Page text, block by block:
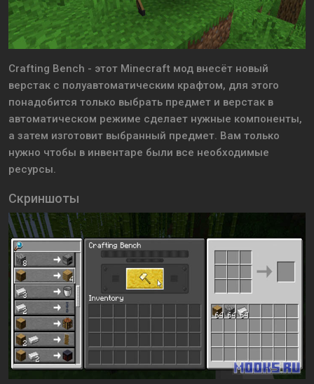
Crafting Bench - этот Minecraft мод внесёт новый
верстак с полуавтоматическим крафтом, для этого
понадобится только выбрать предмет и верстак в
автоматическом режиме сделает нужные компоненты,
а затем изготовит выбранный предмет. Вам только
нужно чтобы в инвентаре были все необходимые
ресурсы.
Скриншоты